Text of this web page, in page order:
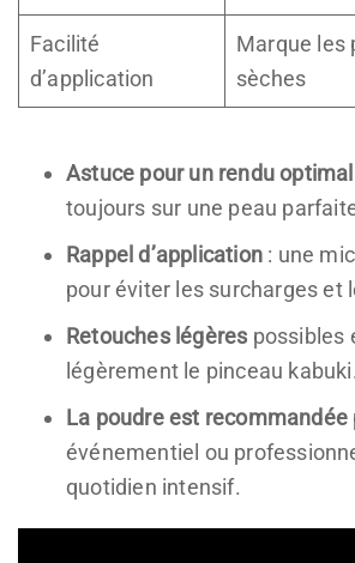
Facilité
d’application
Marque les
sèches
Astuce pour un rendu optimal
toujours sur une peau
Rappel d’application : une
pour éviter les surcharges et
Retouches légères possibles
légèrement le pinceau kabuki.
La poudre est recommandée
événementiel ou
quotidien intensif.